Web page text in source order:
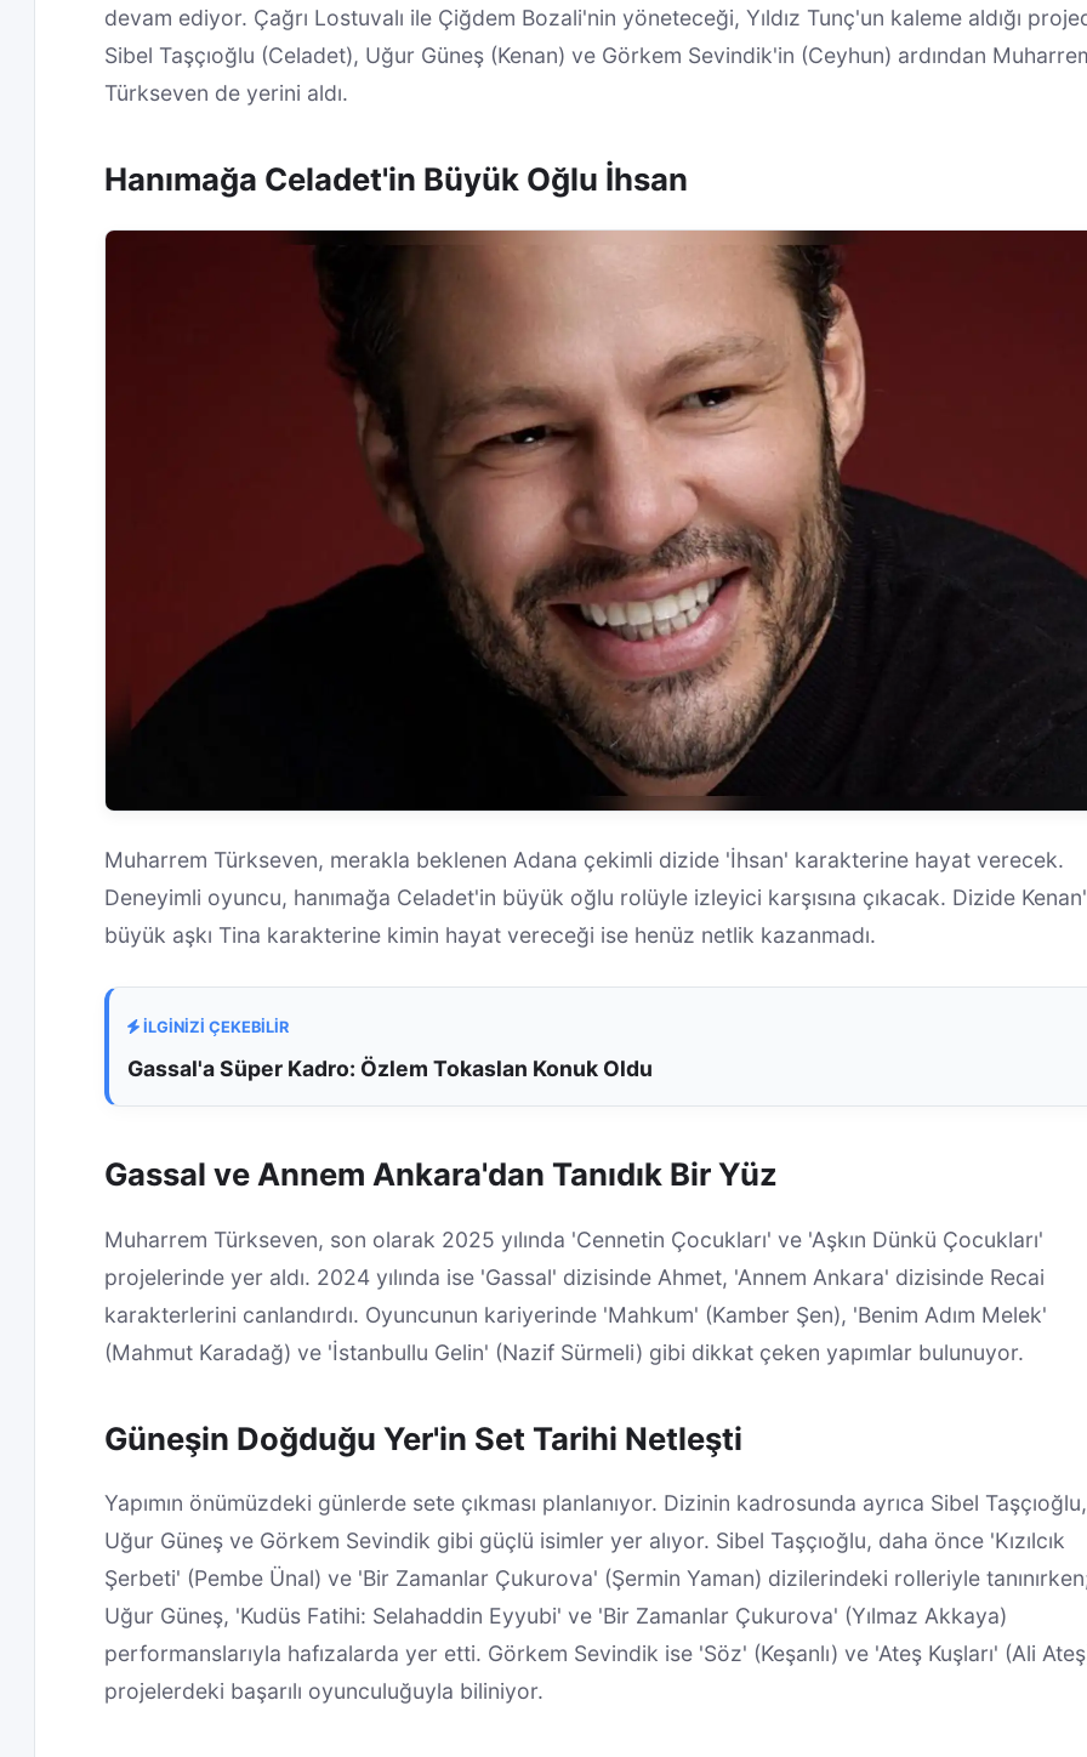
devam ediyor. Çağrı Lostuvalı ile Çiğdem Bozali'nin yöneteceği, Yıldız Tunç'un kaleme aldığı
Sibel Taşçıoğlu (Celadet), Uğur Güneş (Kenan) ve Görkem Sevindik'in (Ceyhun) ardından
Türkseven de yerini aldı.
Hanımağa Celadet'in Büyük Oğlu İhsan
Muharrem Türkseven, merakla beklenen Adana çekimli dizide 'İhsan' karakterine hayat verecek.
Deneyimli oyuncu, hanımağa Celadet'in büyük oğlu rolüyle izleyici karşısına çıkacak. Dizide
büyük aşkı Tina karakterine kimin hayat vereceği ise henüz netlik kazanmadı.
İLGİNİZİ ÇEKEBİLİR
Gassal'a Süper Kadro: Özlem Tokaslan Konuk Oldu
Gassal ve Annem Ankara'dan Tanıdık Bir Yüz
Muharrem Türkseven, son olarak 2025 yılında 'Cennetin Çocukları' ve 'Aşkın Dünkü Çocukları'
projelerinde yer aldı. 2024 yılında ise 'Gassal' dizisinde Ahmet, 'Annem Ankara' dizisinde Recai
karakterlerini canlandırdı. Oyuncunun kariyerinde 'Mahkum' (Kamber Şen), 'Benim Adım Melek'
(Mahmut Karadağ) ve 'İstanbullu Gelin' (Nazif Sürmeli) gibi dikkat çeken yapımlar bulunuyor.
Güneşin Doğduğu Yer'in Set Tarihi Netleşti
Yapımın önümüzdeki günlerde sete çıkması planlanıyor. Dizinin kadrosunda ayrıca Sibel Taşçıoğlu,
Uğur Güneş ve Görkem Sevindik gibi güçlü isimler yer alıyor. Sibel Taşçıoğlu, daha önce 'Kızılcık
Şerbeti' (Pembe Ünal) ve 'Bir Zamanlar Çukurova' (Şermin Yaman) dizilerindeki rolleriyle
Uğur Güneş, 'Kudüs Fatihi: Selahaddin Eyyubi' ve 'Bir Zamanlar Çukurova' (Yılmaz Akkaya)
performanslarıyla hafızalarda yer etti. Görkem Sevindik ise 'Söz' (Keşanlı) ve 'Ateş Kuşları' (Ali
projelerdeki başarılı oyunculuğuyla biliniyor.